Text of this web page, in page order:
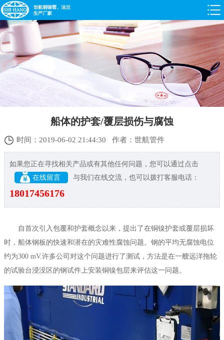
船体的护套/覆层损伤与腐蚀
时间：2019-06-02 21:44:30 作者：世航管件
如果您正在寻找相关产品或有其他任何问题，您可以通过点击
在线留言
与我们在线交流，也可以拨打客服电话：
18017456176
自首次引入包覆和护套概念以来，提出了在铜镍护套或覆层损坏
时，船体钢板的快速和潜在的灾难性腐蚀问题。钢的平均无腐蚀电位
约为300 mV.许多公司对这个问题进行了测试，方法是在一艘远洋拖轮
的试验台浸没区的钢试件上安装铜镍包层来评估这一问题。